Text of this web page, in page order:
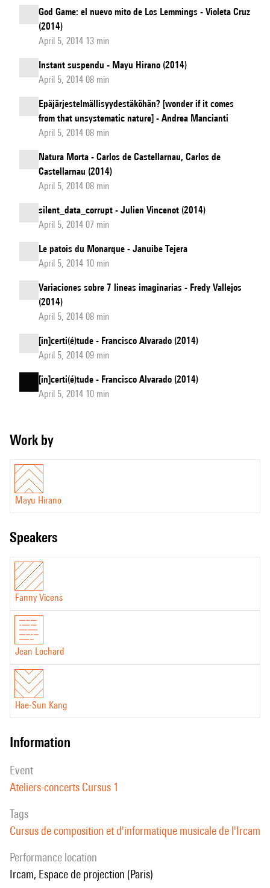
God Game: el nuevo mito de Los Lemmings - Violeta Cruz
(2014)
April 5, 2014 13 min
Instant suspendu - Mayu Hirano (2014)
April 5, 2014 08 min
Epäjärjestelmällisyydestäköhän? [wonder if it comes
from that unsystematic nature] - Andrea Mancianti
April 5, 2014 08 min
Natura Morta - Carlos de Castellarnau, Carlos de
Castellarnau (2014)
April 5, 2014 08 min
silent_data_corrupt - Julien Vincenot (2014)
April 5, 2014 07 min
Le patois du Monarque - Januibe Tejera
April 5, 2014 10 min
Variaciones sobre 7 lineas imaginarias - Fredy Vallejos
(2014)
April 5, 2014 08 min
[in]certi(é)tude - Francisco Alvarado (2014)
April 5, 2014 09 min
[in]certi(é)tude - Francisco Alvarado (2014)
April 5, 2014 10 min
Work by
Mayu Hirano
speakers
Fanny Vicens
Jean Lochard
Hae-Sun Kang
information
event
Ateliers-concerts Cursus 1
Tags
Cursus de composition et d'informatique musicale de l'Ircam
performance location
Ircam, Espace de projection (Paris)